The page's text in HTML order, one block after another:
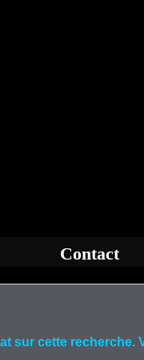
Contact
sur cette recherche.